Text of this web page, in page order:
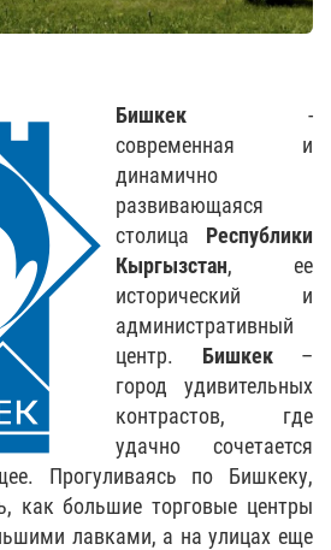
Бишкек -
современная и
динамично
развивающаяся
столица Республики
Кыргызстан, ее
исторический и
административный
центр. Бишкек–
город удивительных
контрастов, где
удачно сочетается
Прогуливаясь по Бишкеку,
как большие торговые центры
лавками, а на улицах еще